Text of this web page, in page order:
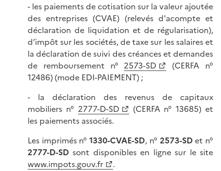
- les paiements de cotisation sur la valeur ajoutée
des entreprises (CVAE) (relevés d'acompte et
déclaration de liquidation et de régularisation),
d’impôt sur les sociétés, de taxe sur les salaires et
la déclaration de suivi des créances et demandes
de remboursement n° 2573-SD
(CERFA n°
12486) (mode EDI-PAIEMENT) ;
- la déclaration des revenus de capitaux
mobiliers n° 2777-D-SD
(CERFA n° 13685) et
les paiements associés.
Les imprimés n°1330-CVAE-SD, n° 2573-SD et n°
2777-D-SD sont disponibles en ligne sur le site
www.impots.gouv.fr
.